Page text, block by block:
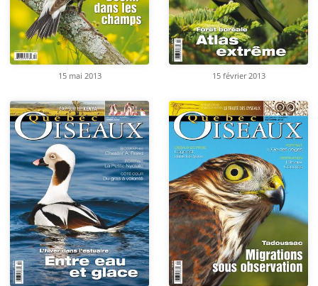
15 mai 2013 15 février 2013